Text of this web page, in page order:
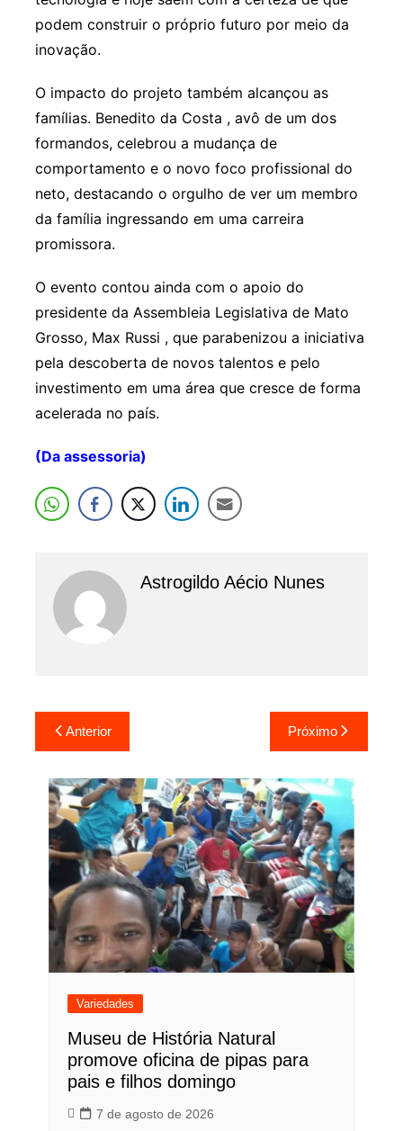
podem construir o próprio futuro por meio da
inovação.
O impacto do projeto também alcançou as
famílias. Benedito da Costa , avô de um dos
formandos, celebrou a mudança de
comportamento e o novo foco profissional do
neto, destacando o orgulho de ver um membro
da família ingressando em uma carreira
promissora.
O evento contou ainda com o apoio do
presidente da Assembleia Legislativa de Mato
Grosso, Max Russi , que parabenizou a iniciativa
pela descoberta de novos talentos e pelo
investimento em uma área que cresce de forma
acelerada no país.
(Da assessoria)
Astrogildo Aécio Nunes
Navegação
de
Post
Anterior Próximo
Variedades
Museu de História Natural
promove oficina de pipas para
pais e filhos domingo
7 de agosto de 2026